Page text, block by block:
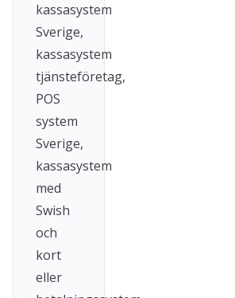
kassasystem
Sverige,
kassasystem
tjänsteföretag,
POS
system
Sverige,
kassasystem
med
Swish
och
kort
eller